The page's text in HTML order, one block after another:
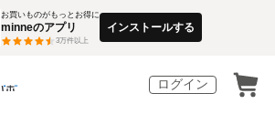
お買いものがもっとお得に
minneのアプリ
3万件以上
インストールする
ログイン